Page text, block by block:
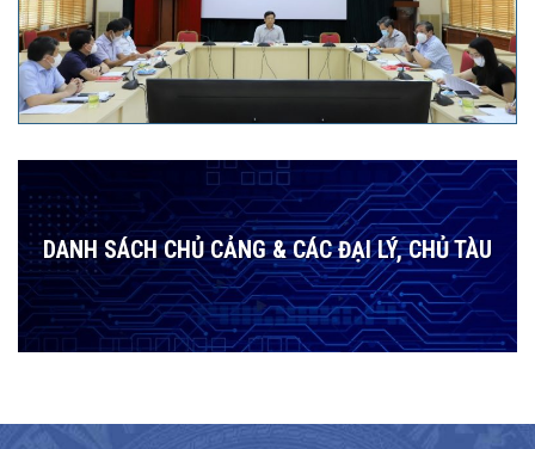
DANH SÁCH CHỦ CẢNG & CÁC ĐẠI LÝ, CHỦ TÀU